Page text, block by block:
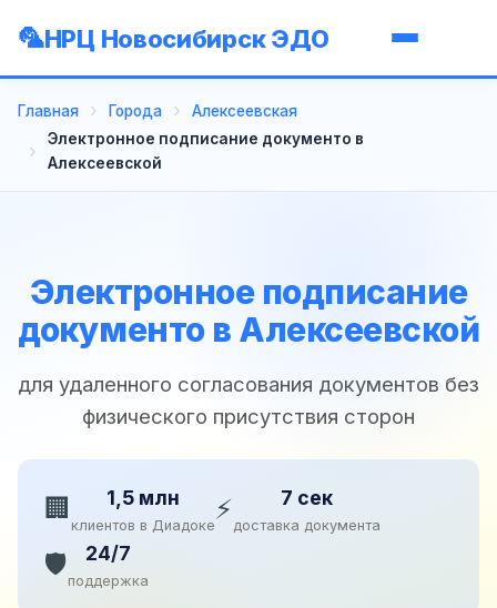
НРЦ Новосибирск ЭДО
Главная Города
Алексеевская
Электронное подписание документо в
Алексеевской
Электронное подписание
документо в Алексеевской
для удаленного согласования документов без
физического присутствия сторон
🏢 1,5 млн
клиентов в Диадоке⚡ 7 сек
доставка документа
🛡️ 24/7
поддержка